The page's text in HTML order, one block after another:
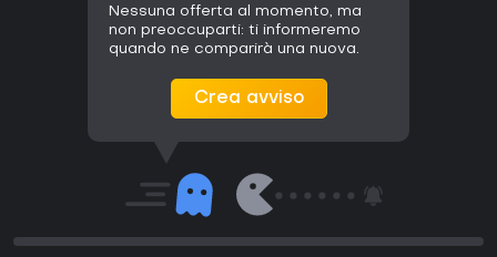
Nessuna offerta al momento, ma
non preoccuparti: ti informeremo
quando ne comparirà una nuova.
Crea avviso